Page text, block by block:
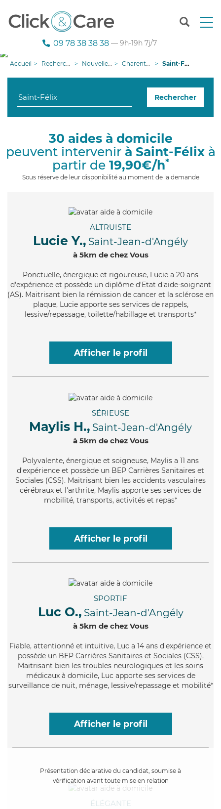
T
n
g
09 78 38 38 38 — 9h-19h 7j/7
Accueil Recherche aide à domicile Nouvelle-Aquitaine Charente-Maritime Saint-Félix
Rechercher
30 aides à domicile
peuvent intervenir à Saint-Félixà
partir de 19,90€/h*
Sous réserve de leur disponibilité au moment de la demande
ALTRUISTE
Lucie Y., Saint-Jean-d'Angély
à 5km de chez Vous
Ponctuelle, énergique et rigoureuse, Lucie a 20 ans
d'expérience et possède un diplôme d'Etat d'aide-soignant
(AS). Maitrisant bien la rémission de cancer et la sclérose en
plaque, Lucie apporte ses services de rappels,
lessive/repassage, toilette/habillage et transports*
Afficher le profil
SÉRIEUSE
Maylis H., Saint-Jean-d'Angély
à 5km de chez Vous
Polyvalente, énergique et soigneuse, Maylis a 11 ans
d'expérience et possède un BEP Carrières Sanitaires et
Sociales (CSS). Maitrisant bien les accidents vasculaires
cérébraux et l'arthrite, Maylis apporte ses services de
mobilité, transports, activités et repas*
Afficher le profil
SPORTIF
Luc O., Saint-Jean-d'Angély
à 5km de chez Vous
Fiable, attentionné et intuitive, Luc a 14 ans d'expérience et
possède un BEP Carrières Sanitaires et Sociales (CSS).
Maitrisant bien les troubles neurologiques et les soins
médicaux à domicile, Luc apporte ses services de
surveillance de nuit, ménage, lessive/repassage et mobilité*
Afficher le profil
Présentation déclarative du candidat, soumise à
vérification avant toute mise en relation
ÉLÉGANTE